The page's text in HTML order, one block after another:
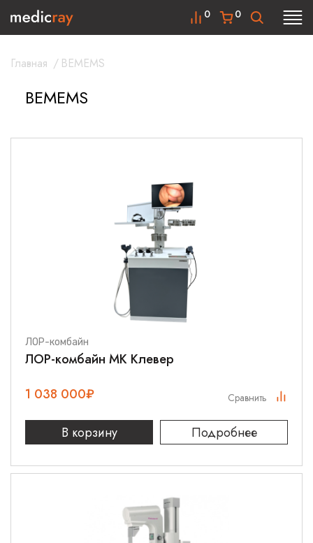
0
0
Главная / BEMEMS
BEMEMS
ЛОР-комбайн
ЛОР-комбайн МК Клевер
1 038 000₽
В корзину Подробнее
Сравнить